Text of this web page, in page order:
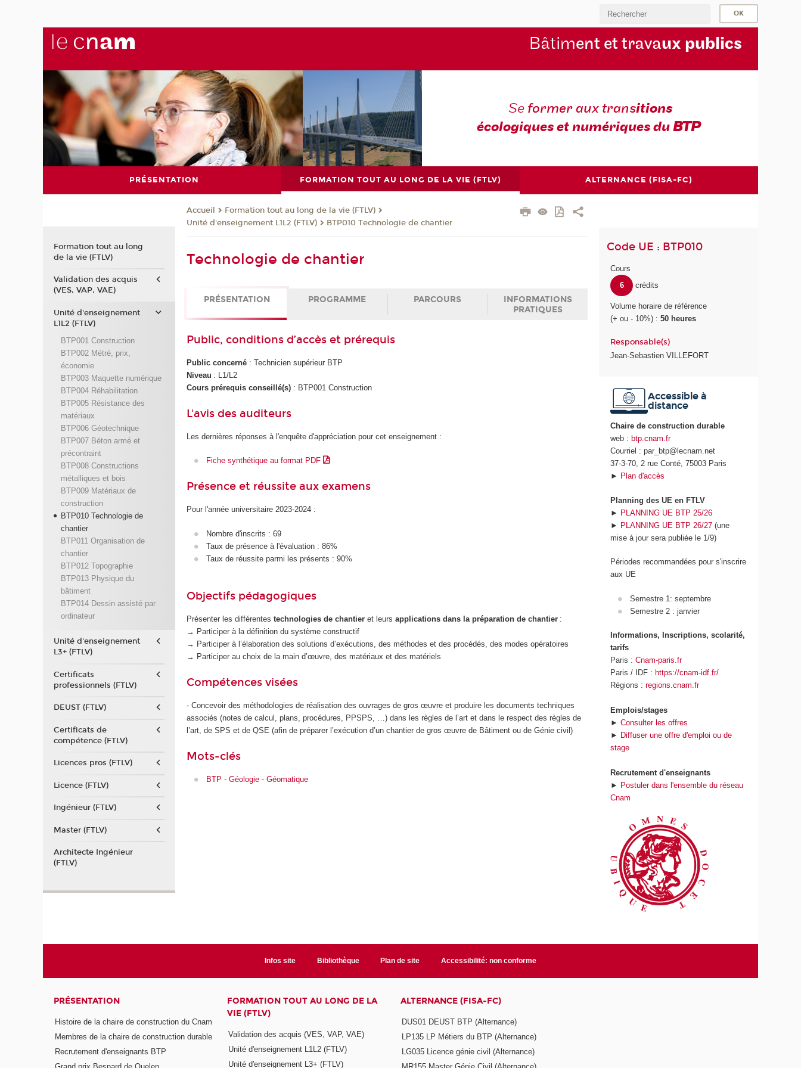
Bâtiment et travaux publics
Se former aux transitions
écologiques et numériques duBTP
PRÉSENTATION FORMATION TOUT AU LONG DE LA VIE (FTLV) ALTERNANCE (FISA-FC)
Accueil
Formation tout au long de la vie (FTLV)
Unité d'enseignement L1L2 (FTLV)
BTP010 Technologie de chantier
Technologie de chantier
PRÉSENTATION PROGRAMME PARCOURS
INFORMATIONS
PRATIQUES
Public, conditions d’accès et prérequis
Public concerné : Technicien supérieur BTP
Niveau : L1/L2
Cours prérequis conseillé(s) : BTP001 Construction
L'avis des auditeurs
Les dernières réponses à l'enquête d'appréciation pour cet enseignement :
Fiche synthétique au format PDF
Présence et réussite aux examens
Pour l'année universitaire 2023-2024 :
Nombre d'inscrits : 69
Taux de présence à l'évaluation : 86%
Taux de réussite parmi les présents : 90%
Objectifs pédagogiques
Présenter les différentestechnologies de chantier et leursapplications dans la préparation de chantier :
→ Participer à la définition du système constructif
→ Participer à l’élaboration des solutions d’exécutions, des méthodes et des procédés, des modes opératoires
→ Participer au choix de la main d’œuvre, des matériaux et des matériels
Compétences visées
- Concevoir des méthodologies de réalisation des ouvrages de gros œuvre et produire les documents techniques
associés (notes de calcul, plans, procédures, PPSPS, …) dans les règles de l’art et dans le respect des règles de
l’art, de SPS et de QSE (afin de préparer l’exécution d’un chantier de gros œuvre de Bâtiment ou de Génie civil)
Mots-clés
BTP - Géologie - Géomatique
Code UE : BTP010
Cours
6
crédits
Volume horaire de référence
(+ ou - 10%) :50 heures
Responsable(s)
Jean-Sebastien VILLEFORT
Accessible à
distance
Chaire de construction durable
web : btp.cnam.fr
Courriel : par_btp@lecnam.net
37-3-70, 2 rue Conté, 75003 Paris
► Plan d'accès
Planning des UE en FTLV
► PLANNING UE BTP 25/26
► PLANNING UE BTP 26/27 (une
mise à jour sera publiée le 1/9)
Périodes recommandées pour s'inscrire
aux UE
Semestre 1: septembre
Semestre 2 : janvier
Informations, Inscriptions, scolarité,
tarifs
Paris :Cnam-paris.fr
Paris / IDF : https://cnam-idf.fr/
Régions :regions.cnam.fr
Emplois/stages
►Consulter les offres
► Diffuser une offre d'emploi ou de
stage
Recrutement d'enseignants
► Postuler dans l'ensemble du réseau
Cnam
Formation tout au long
de la vie (FTLV)
Validation des acquis
(VES, VAP, VAE)
Unité d'enseignement
L1L2 (FTLV)
BTP001 Construction
BTP002 Métré, prix,
économie
BTP003 Maquette numérique
BTP004 Réhabilitation
BTP005 Résistance des
matériaux
BTP006 Géotechnique
BTP007 Béton armé et
précontraint
BTP008 Constructions
métalliques et bois
BTP009 Matériaux de
construction
BTP010 Technologie de
chantier
BTP011 Organisation de
chantier
BTP012 Topographie
BTP013 Physique du
bâtiment
BTP014 Dessin assisté par
ordinateur
Unité d'enseignement
L3+ (FTLV)
Certificats
professionnels (FTLV)
DEUST (FTLV)
Certificats de
compétence (FTLV)
Licences pros (FTLV)
Licence (FTLV)
Ingénieur (FTLV)
Master (FTLV)
Architecte Ingénieur
(FTLV)
Infos site Bibliothèque Plan de site Accessibilité: non conforme
PRÉSENTATION
Histoire de la chaire de construction du Cnam
Membres de la chaire de construction durable
Recrutement d'enseignants BTP
FORMATION TOUT AU LONG DE LA
VIE (FTLV)
Validation des acquis (VES, VAP, VAE)
Unité d'enseignement L1L2 (FTLV)
Unité d'enseignement L3+ (FTLV)
ALTERNANCE (FISA-FC)
DUS01 DEUST BTP (Alternance)
LP135 LP Métiers du BTP (Alternance)
LG035 Licence génie civil (Alternance)